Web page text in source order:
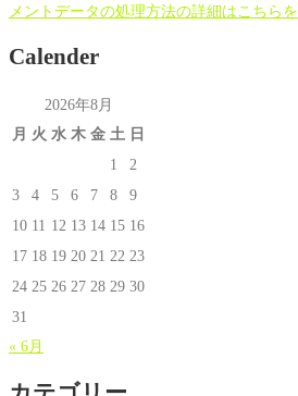
メントデータの処理方法の詳細はこちら
Calender
2026年8月
月 火 水 木 金 土 日
1
2
3
4 5 6 7 8
9
10 11 12 13 14 15 16
17 18 19 20 21 22 23
24 25 26 27 28 29 30
31
« 6月